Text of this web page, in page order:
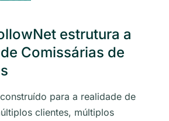
estrutura a
Comissárias de
para a realidade de
clientes, múltiplos